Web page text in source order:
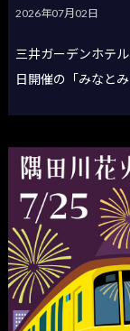
2026年07月02日
三井ガーデンホテ
日開催の「みなと